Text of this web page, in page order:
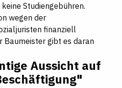
Studiengebühren.
wegen der
finanziell
Baumeister gibt es daran
Aussicht auf